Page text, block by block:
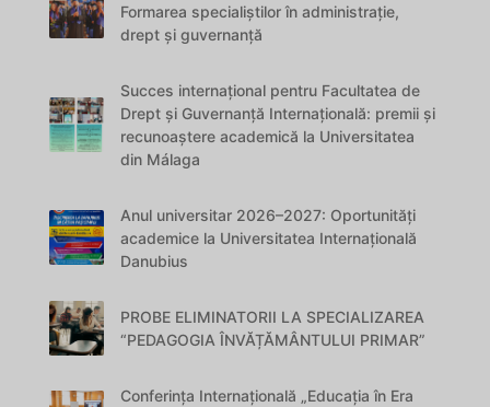
Formarea specialiștilor în administrație,
drept și guvernanță
Succes internațional pentru Facultatea de
Drept și Guvernanță Internațională: premii și
recunoaștere academică la Universitatea
din Málaga
Anul universitar 2026–2027: Oportunități
academice la Universitatea Internațională
Danubius
PROBE ELIMINATORII LA SPECIALIZAREA
“PEDAGOGIA ÎNVĂȚĂMÂNTULUI PRIMAR”
Conferința Internațională „Educația în Era